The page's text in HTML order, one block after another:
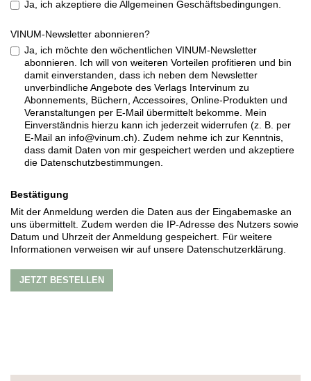
Ja, ich akzeptiere die Allgemeinen Geschäftsbedingungen.
VINUM-Newsletter abonnieren?
Ja, ich möchte den wöchentlichen VINUM-Newsletter
abonnieren. Ich will von weiteren Vorteilen profitieren und bin
damit einverstanden, dass ich neben dem Newsletter
unverbindliche Angebote des Verlags Intervinum zu
Abonnements, Büchern, Accessoires, Online-Produkten und
Veranstaltungen per E-Mail übermittelt bekomme. Mein
Einverständnis hierzu kann ich jederzeit widerrufen (z. B. per
E-Mail an info@vinum.ch). Zudem nehme ich zur Kenntnis,
dass damit Daten von mir gespeichert werden und akzeptiere
die Datenschutzbestimmungen.
Bestätigung
Mit der Anmeldung werden die Daten aus der Eingabemaske an
uns übermittelt. Zudem werden die IP-Adresse des Nutzers sowie
Datum und Uhrzeit der Anmeldung gespeichert. Für weitere
Informationen verweisen wir auf unsere Datenschutzerklärung.
JETZT BESTELLEN